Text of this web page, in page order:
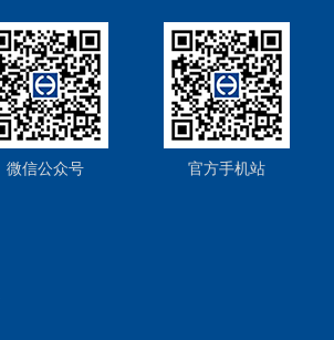
微信公众号 官方手机站